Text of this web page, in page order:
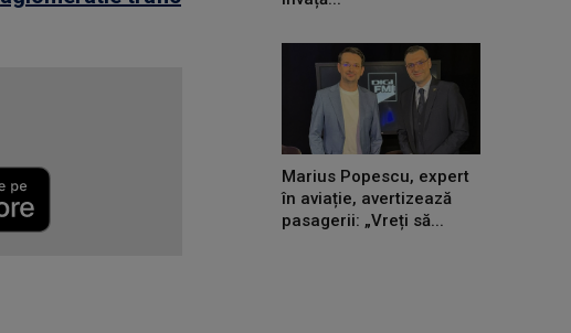
Marius Popescu, expert
în aviație, avertizează
pasagerii: „Vreți să...